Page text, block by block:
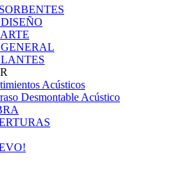
Acústicos
Desmontable Acústico